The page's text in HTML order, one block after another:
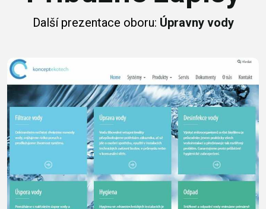
Další prezentace oboru: Úpravny vody